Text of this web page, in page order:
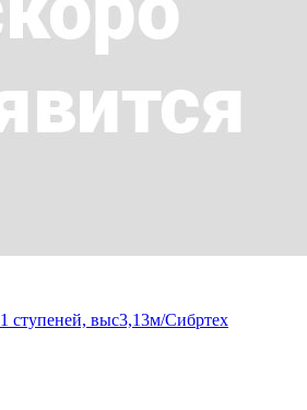
ступеней, выс3,13м/Сибртех